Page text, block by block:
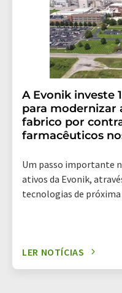
A Evonik investe
para modernizar
fabrico por
farmacêuticos
Um passo importante
ativos da Evonik,
tecnologias de
LER NOTÍCIAS